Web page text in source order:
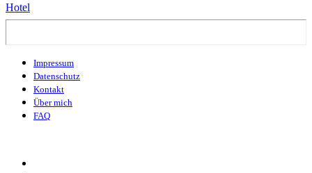
Hotel
Impressum
Datenschutz
Kontakt
Über mich
FAQ